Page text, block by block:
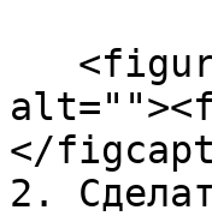
</
2.